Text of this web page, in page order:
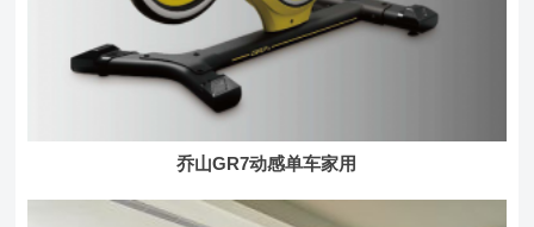
乔山GR7动感单车家用